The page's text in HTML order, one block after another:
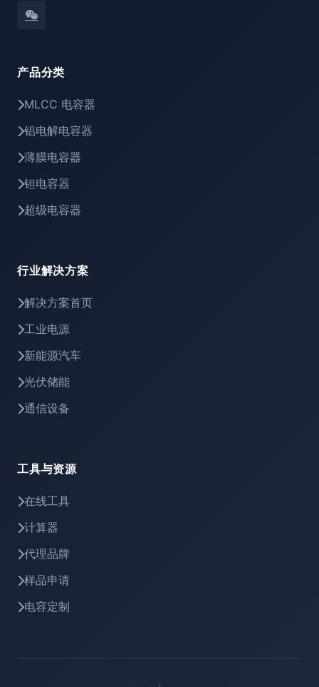
产品分类
MLCC 电容器
铝电解电容器
薄膜电容器
钽电容器
超级电容器
行业解决方案
解决方案首页
工业电源
新能源汽车
光伏储能
通信设备
工具与资源
在线工具
计算器
代理品牌
样品申请
电容定制